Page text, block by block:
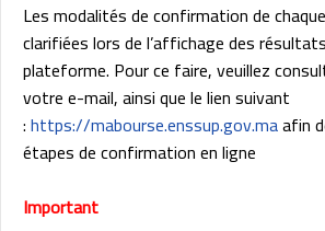
Les modalités de confirmation de
clarifiées lors de l’affichage des
plateforme. Pour ce faire, veuillez
votre e-mail, ainsi que le lien suivant
:https://mabourse.enssup.gov.maafin
étapes de confirmation en ligne
Important